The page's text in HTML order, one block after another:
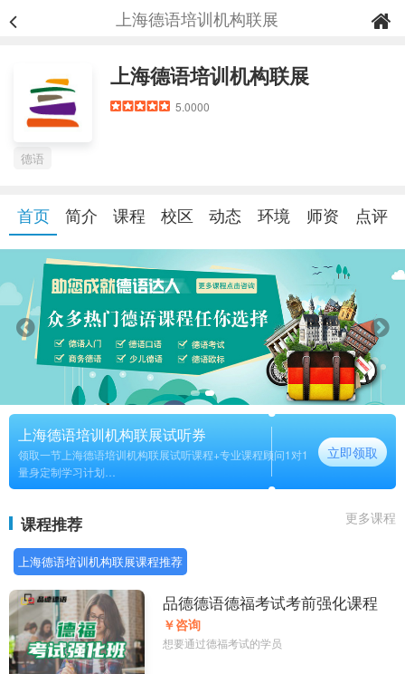
上海德语培训机构联展
上海德语培训机构联展
5.0000
德语
首页 简介 课程 校区 动态 环境 师资 点评
上海德语培训机构联展试听券
领取一节上海德语培训机构联展试听课程+专业课程顾问1对1
量身定制学习计划
长期
立即领取
课程推荐 更多课程
上海德语培训机构联展课程推荐
品德德语德福考试考前强化课程
￥咨询
想要通过德福考试的学员